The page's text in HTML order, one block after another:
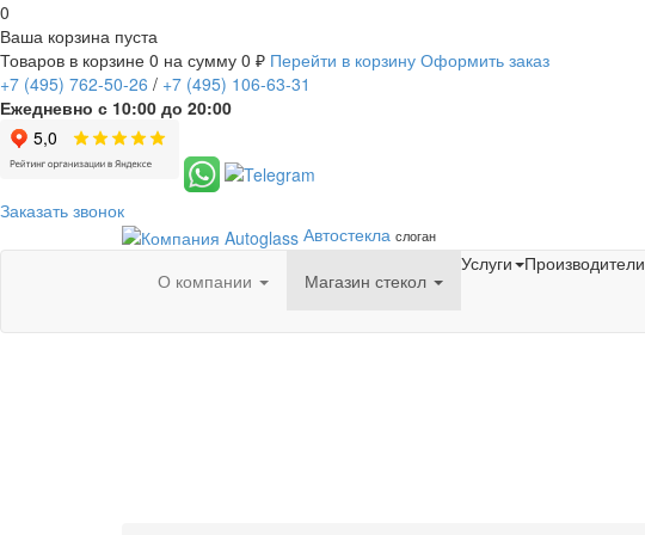
0
Ваша корзина пуста
Товаров в корзине 0 на сумму 0 ₽ Перейти в корзину Оформить заказ
+7 (495) 762-50-26 / +7 (495) 106-63-31
Ежедневно с 10:00 до 20:00
Заказать звонок
Автостекла слоган
О компании Магазин стекол
Услуги Производители